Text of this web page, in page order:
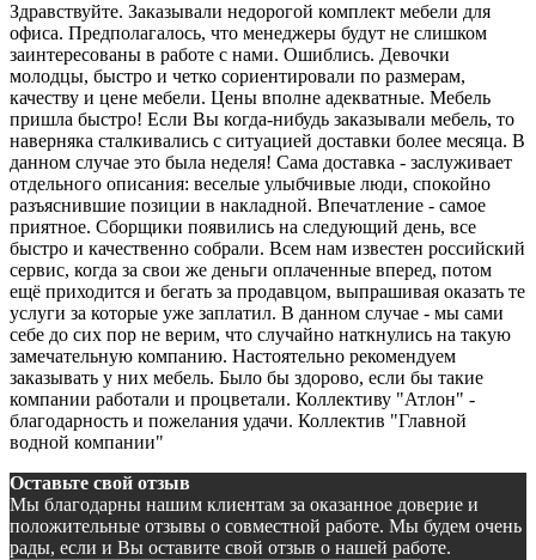
Здравствуйте. Заказывали недорогой комплект мебели для
офиса. Предполагалось, что менеджеры будут не слишком
заинтересованы в работе с нами. Ошиблись. Девочки
молодцы, быстро и четко сориентировали по размерам,
качеству и цене мебели. Цены вполне адекватные. Мебель
пришла быстро! Если Вы когда-нибудь заказывали мебель, то
наверняка сталкивались с ситуацией доставки более месяца. В
данном случае это была неделя! Сама доставка - заслуживает
отдельного описания: веселые улыбчивые люди, спокойно
разъяснившие позиции в накладной. Впечатление - самое
приятное. Сборщики появились на следующий день, все
быстро и качественно собрали. Всем нам известен российский
сервис, когда за свои же деньги оплаченные вперед, потом
ещё приходится и бегать за продавцом, выпрашивая оказать те
услуги за которые уже заплатил. В данном случае - мы сами
себе до сих пор не верим, что случайно наткнулись на такую
замечательную компанию. Настоятельно рекомендуем
заказывать у них мебель. Было бы здорово, если бы такие
компании работали и процветали. Коллективу "Атлон" -
благодарность и пожелания удачи. Коллектив "Главной
водной компании"
Оставьте свой отзыв
Мы благодарны нашим клиентам за оказанное доверие и
положительные отзывы о совместной работе. Мы будем очень
рады, если и Вы оставите свой отзыв о нашей работе.